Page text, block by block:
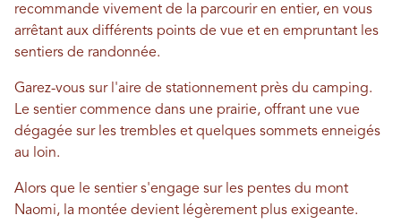
recommande vivement de la parcourir en entier, en vous
arrêtant aux différents points de vue et en empruntant les
sentiers de randonnée.
Garez-vous sur l'aire de stationnement près du camping.
Le sentier commence dans une prairie, offrant une vue
dégagée sur les trembles et quelques sommets enneigés
au loin.
Alors que le sentier s'engage sur les pentes du mont
Naomi, la montée devient légèrement plus exigeante.